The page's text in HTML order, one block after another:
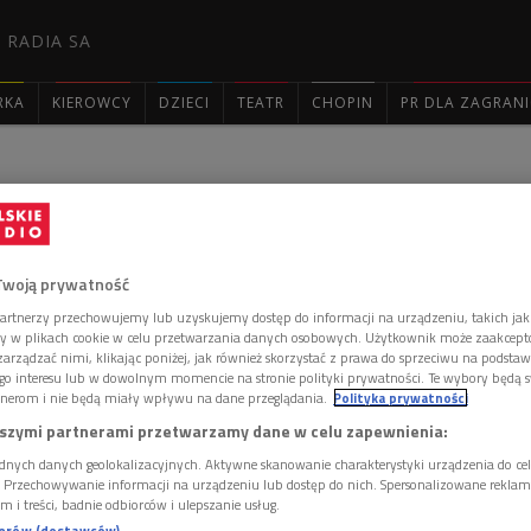
RADIA SA
KIEROWCY DZIECI TEATR CHOPIN PR DLA

zastaje jedynie Justynę. Mówi jej o wizycie dzielnicowego, który
w demonstracji jej i Joasi przed sklepem zoologicznym.
postanowiły sprzeciwić się męczeniu zwierząt w klatkach.
w oko, a ktoś inny namalował właścicielkę w klatce, z jakimś
ma zamiar powiadomić o incydencie szkołę, do której uczęszcza
na razie zachować dyskrecję i nie mówić o zdarzeniu jej mamie.
Piotrka. Kasia relacjonuje mu, co zrobiła Justyna z Joasią, ale szybko
zaprząta zupełnie inna sprawa. Kasi zależy na tym, aby Piotrek, po
do kupna mieszkania Szymkowskiego, a po drugie, aby
prywatność
przechowujemy lub uzyskujemy dostęp do informacji na urządzeniu, takich
w plikach cookie w celu przetwarzania danych osobowych. Użytkownik może
nimi, klikając poniżej, jak również skorzystać z prawa do sprzeciwu na
interesu lub w dowolnym momencie na stronie polityki prywatności. Te wybory będą
i nie będą miały wpływu na dane przeglądania. Polityka prywatności
partnerami przetwarzamy dane w celu zapewnienia:
danych geolokalizacyjnych. Aktywne skanowanie charakterystyki urządzenia do
informacji na urządzeniu lub dostęp do nich. Spersonalizowane
i treści, badnie odbiorców i ulepszanie usług.